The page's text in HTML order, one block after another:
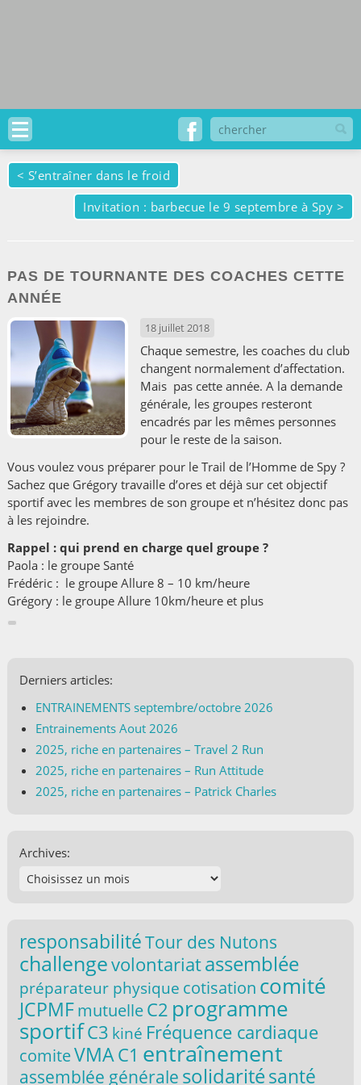
< S’entraîner dans le froid
Invitation : barbecue le 9 septembre à Spy >
PAS DE TOURNANTE DES COACHES CETTE
ANNÉE
18 juillet 2018
Chaque semestre, les coaches du club
changent normalement d’affectation.
Mais pas cette année. A la demande
générale, les groupes resteront
encadrés par les mêmes personnes
pour le reste de la saison.
Vous voulez vous préparer pour le Trail de l’Homme de Spy ?
Sachez que Grégory travaille d’ores et déjà sur cet objectif
sportif avec les membres de son groupe et n’hésitez donc pas
à les rejoindre.
Rappel : qui prend en charge quel groupe ?
Paola : le groupe Santé
Frédéric : le groupe Allure 8 – 10 km/heure
Grégory : le groupe Allure 10km/heure et plus
Derniers articles:
ENTRAINEMENTS septembre/octobre 2026
Entrainements Aout 2026
2025, riche en partenaires – Travel 2 Run
2025, riche en partenaires – Run Attitude
2025, riche en partenaires – Patrick Charles
Archives:
responsabilitéTour des Nutons
challengevolontariatassemblée
préparateur physique cotisation comité
JCPMFmutuelleC2 programme
sportifC3 kiné Fréquence cardiaque
comiteVMAC1 entraînement
assemblée générale solidaritésanté